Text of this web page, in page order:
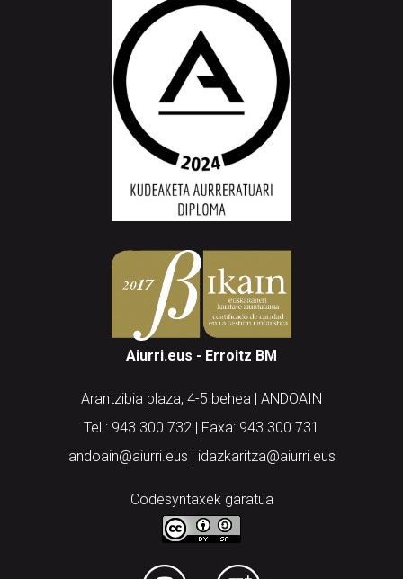
Aiurri.eus - Erroitz BM
Arantzibia plaza, 4-5 behea | ANDOAIN
Tel.: 943 300 732 | Faxa: 943 300 731
andoain@aiurri.eus | idazkaritza@aiurri.eus
Codesyntaxek garatua